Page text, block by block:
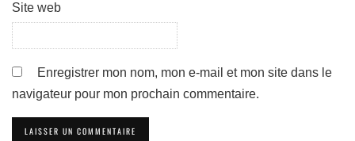
Site web
Enregistrer mon nom, mon e-mail et mon site dans le
navigateur pour mon prochain commentaire.